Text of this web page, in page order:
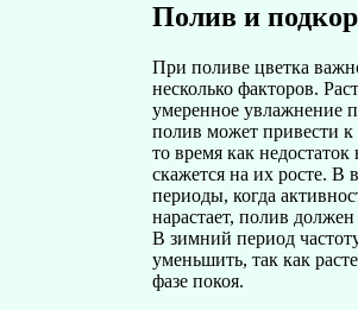
Полив и
При поливе цветка
несколько факторов.
умеренное увлажнение
полив может привести
то время как недостаток
скажется на их росте. В
периоды, когда
нарастает, полив
В зимний период
уменьшить, так как
фазе покоя.